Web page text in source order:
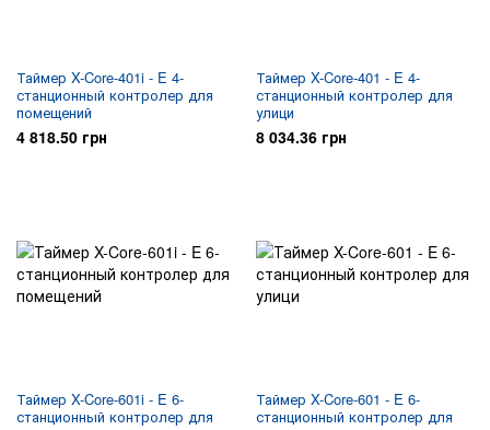
Таймер X-Core-401i - E 4-
станционный контролер для
помещений
4 818.50 грн
Таймер X-Core-401 - E 4-
станционный контролер для
улици
8 034.36 грн
Таймер X-Core-601i - E 6-
станционный контролер для
Таймер X-Core-601 - E 6-
станционный контролер для